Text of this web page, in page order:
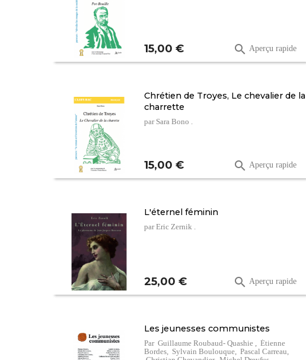
Prix
15,00 €  Aperçu rapide
Chrétien de Troyes, Le chevalier de la
charrette
par Sara Bono .
Prix
15,00 €  Aperçu rapide
L'éternel féminin
par Eric Zernik .
Prix
25,00 €  Aperçu rapide
Les jeunesses communistes
Par Guillaume Roubaud- Quashie , Étienne
Bordes, Sylvain Boulouque, Pascal Carreau,